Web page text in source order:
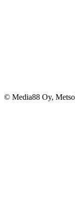
© Media88 Oy,